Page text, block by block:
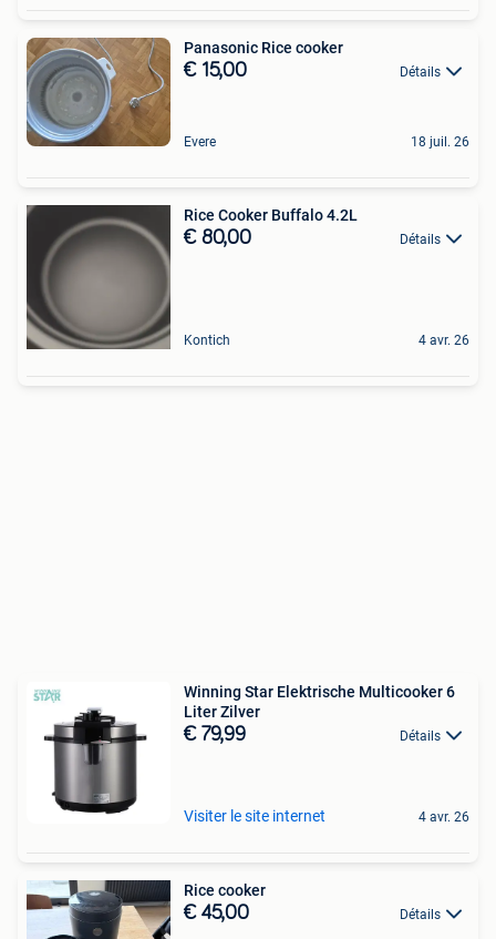
Panasonic Rice cooker
€ 15,00 Détails
Evere 18 juil. 26
Rice Cooker Buffalo 4.2L
€ 80,00 Détails
Kontich 4 avr. 26
Winning Star Elektrische Multicooker 6
Liter Zilver
€ 79,99 Détails
Visiter le site internet 4 avr. 26
Rice cooker
€ 45,00 Détails